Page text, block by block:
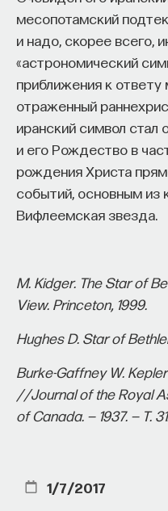
месопотамский
и надо, скорее всего,
«астрономический
приближения к
отраженный
иранский символ
и его Рождество в
рождения Христа
событий, основным из
Вифлеемская звезда.
M. Kidger. The Star of
View. Princeton, 1999.
Hughes D. Star of
Burke-Gaffney W.
//Journal of the Royal
of Canada. — 1937. — Т.
1/7/2017
Что такое
Внеси